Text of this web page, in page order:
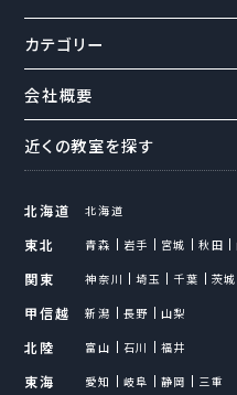
カテゴリー
会社概要
近くの教室を探す
北海道 北海道
東北 青森 岩手 宮城 秋田
関東 神奈川 埼玉 千葉 茨城
甲信越 新潟 長野 山梨
北陸 富山 石川 福井
東海 愛知 岐阜 静岡 三重